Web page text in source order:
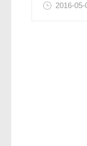
2016-05-